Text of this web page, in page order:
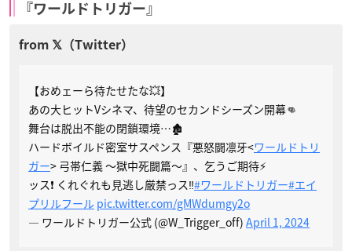
『ワールドトリガー』
【おめェーら待たせたな💥】
あの大ヒットVシネマ、待望のセカンドシーズン開幕👊
舞台は脱出不能の閉鎖環境…🏚️
ハードボイルド密室サスペンス『悪怒闘凛牙<ワールドトリ
ガー> 弓帯仁義 ～獄中死闘篇～』、乞うご期待⚡️
ッス❗️ くれぐれも見逃し厳禁っス‼️#ワールドトリガー#エイ
プリルフール pic.twitter.com/gMWdumgy2o
— ワールドトリガー公式 (@W_Trigger_off) April 1, 2024